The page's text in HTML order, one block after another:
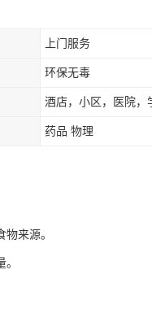
上门服务
环保无毒
酒店，小区，医院，
药品 物理
来源。